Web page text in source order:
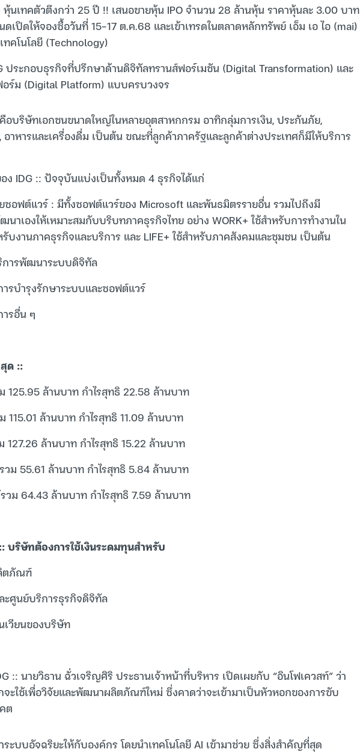
นเทคตัวตึงกว่า 25 ปี !! เสนอขายหุ้น IPO จำนวน 28 ล้านหุ้น ราคาหุ้นละ 3.00 บาท
ดเปิดให้จองซื้อวันที่ 15-17 ต.ค.68 และเข้าเทรดในตลาดหลักทรัพย์ เอ็ม เอ ไอ (mai)
คโนโลยี (Technology)
ประกอบธุรกิจที่ปรึกษาด้านดิจิทัลทรานส์ฟอร์เมชัน (Digital Transformation) และ
ม (Digital Platform) แบบครบวงจร
อบริษัทเอกชนขนาดใหญ่ในหลายอุตสาหกกรม อาทิกลุ่มการเงิน, ประกันภัย,
าหารและเครื่องดื่ม เป็นต้น ขณะที่ลูกค้าภาครัฐและลูกค้าต่างประเทศก็มีให้บริการ
อง IDG :: ปัจจุบันแบ่งเป็นทั้งหมด 4 ธุรกิจได้แก่
ยซอฟต์แวร์ : มีทั้งซอฟต์แวร์ของ Microsoft และพันธมิตรรายอื่น รวมไปถึงมี
เองให้เหมาะสมกับบริบทภาคธุรกิจไทย อย่าง WORK+ ใช้สำหรับการทำงานใน
รับงานภาคธุรกิจและบริการ และ LIFE+ ใช้สำหรับภาคสังคมและชุมชน เป็นต้น
การพัฒนาระบบดิจิทัล
ารบำรุงรักษาระบบและซอฟต์แวร์
รอื่น ๆ
ด ::
125.95 ล้านบาท กำไรสุทธิ 22.58 ล้านบาท
115.01 ล้านบาท กำไรสุทธิ 11.09 ล้านบาท
127.26 ล้านบาท กำไรสุทธิ 15.22 ล้านบาท
ม 55.61 ล้านบาท กำไรสุทธิ 5.84 ล้านบาท
ม 64.43 ล้านบาท กำไรสุทธิ 7.59 ล้านบาท
บริษัทต้องการใช้เงินระดมทุนสำหรับ
ตภัณฑ์
ะศูนย์บริการธุรกิจดิจิทัล
เวียนของบริษัท
:: นายวิธาน ฉั่วเจริญศิริ ประธานเจ้าหน้าที่บริหาร เปิดเผยกับ “อินโฟเควสท์” ว่า
จะใช้เพื่อวิจัยและพัฒนาผลิตภัณฑ์ใหม่ ซึ่งคาดว่าจะเข้ามาเป็นหัวหอกของการขับ
ต
ระบบอัจฉริยะให้กับองค์กร โดยนำเทคโนโลยี AI เข้ามาช่วย ซึ่งสิ่งสำคัญที่สุด